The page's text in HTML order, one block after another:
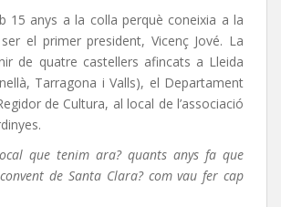
15 anys a la colla perquè coneixia a la
el primer president, Vicenç Jové. La
de quatre castellers afincats a Lleida
Tarragona i Valls), el Departament
de Cultura, al local de l’associació
que tenim ara? quants anys fa que
de Santa Clara? com vau fer cap